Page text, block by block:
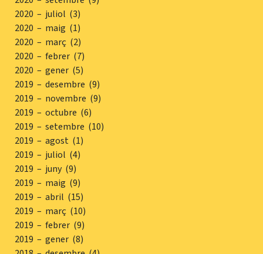
2020 – juliol (3)
2020 – maig (1)
2020 – març (2)
2020 – febrer (7)
2020 – gener (5)
2019 – desembre (9)
2019 – novembre (9)
2019 – octubre (6)
2019 – setembre (10)
2019 – agost (1)
2019 – juliol (4)
2019 – juny (9)
2019 – maig (9)
2019 – abril (15)
2019 – març (10)
2019 – febrer (9)
2019 – gener (8)